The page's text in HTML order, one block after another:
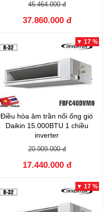
45.464.000 đ
37.860.000 đ
▼ 17 %
Điều hòa âm trần nối ống gió
Daikin 15.000BTU 1 chiều
inverter
FBFC40DVM9/RZFC40EVM
20.909.000 đ
17.440.000 đ
▼ 17 %